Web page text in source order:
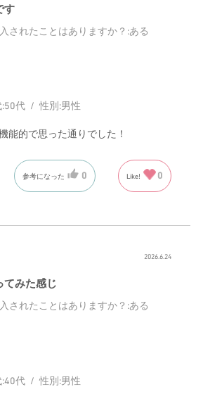
す
されたことはありますか？ :ある
50代 性別:男性
能的で思った通りでした！
参考になった 0 Like! 0
2026.6.24
てみた感じ
されたことはありますか？ :ある
:40代 性別:男性